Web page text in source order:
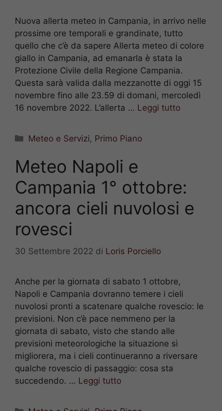
Nuova allerta meteo in Campania, in arrivo nelle
prossime ore temporali e grandinate, tutto
quello che c’è da sapere Allerta meteo di colore
giallo in Campania, ad emanarla è stata la
Protezione Civile della Regione Campania.
Questa sarà valida dalla mezzanotte di oggi 15
novembre fino alle 23.59 di domani, mercoledì
16 novembre 2022. L’allerta … Leggi tutto
Categorie
Meteo e Servizi, Primo Piano
Meteo Napoli e
Campania 1° ottobre:
ancora cieli nuvolosi e
rovesci
30 Settembre 2022 di Loris Porciello
Anche per la giornata di sabato 1 ottobre,
Napoli e Campania dovranno temere i cieli
nuvolosi pronti a scatenare qualche rovescio: le
previsioni. Non c’è pace nemmeno per la
giornata di sabato, visto che stando alle
previsioni meteorologiche la situazione sì
migliorera, ma i cieli continueranno a riversare
qualche rovescio di passaggio: cosa sta
succedendo. … Leggi tutto